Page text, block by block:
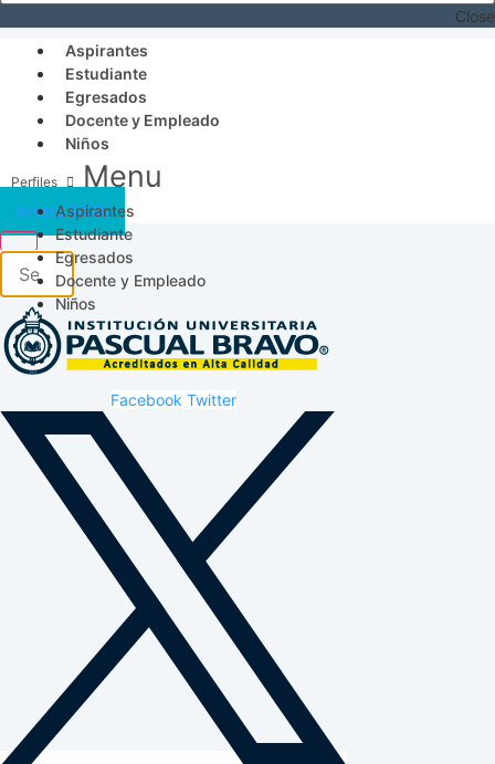
Close
Aspirantes
Estudiante
Egresados
Docente y Empleado
Niños
Menu
Aspirantes
Estudiante
Egresados
Docente y Empleado
Niños
Acceso SICAU
Facebook Twitter